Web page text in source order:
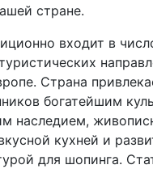
стране.
входит в
Страна
богатейшим
наследием,
кухней и
для шопинга.